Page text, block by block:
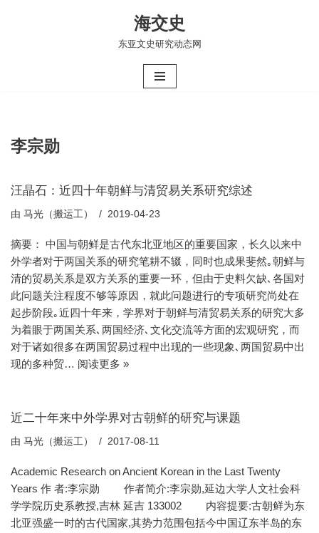
海交史
东亚文史研究动态网
李宗勋
汪晶石：近四十年朝鲜与清贸易关系研究综述
由 马光（搬运工） 2019-04-23
摘要： 中国与朝鲜是古代东北亚地区的重要国家，长久以来中
外学者对于两国关系的研究笔耕不辍，同时也成果斐然｡朝鲜与
清的贸易关系是双方关系的重要一环，但由于史料欠缺､各国对
此问题关注程度不够等原因，就此问题进行的专项研究尚处在
起步阶段｡近四十年来，学界对于朝鲜与清贸易关系的研究大多
为着眼于两国关系､两国经济､文化交流等方面的宏观研究，而
对于诸如很多在两国贸易过程中出现的一些现象､两国贸易中出
现的多种贸… 阅读更多 »
近二十年来中外学界对古朝鲜的研究与课题
由 马光（搬运工） 2017-08-11
Academic Research on Ancient Korean in the Last Twenty
Years 作 者:李宗勋 作者简介:李宗勋,延边大学人文社会科
学学院历史系教授,吉林 延吉 133002 内容提要:古朝鲜为东
北亚强盛一时的古代国家,其势力范围包括今中国辽东半岛的东